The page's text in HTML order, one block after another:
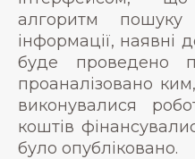
алгоритм
інформації, наявні
буде проведено
проаналізовано
виконувалися
коштів
було опубліковано.